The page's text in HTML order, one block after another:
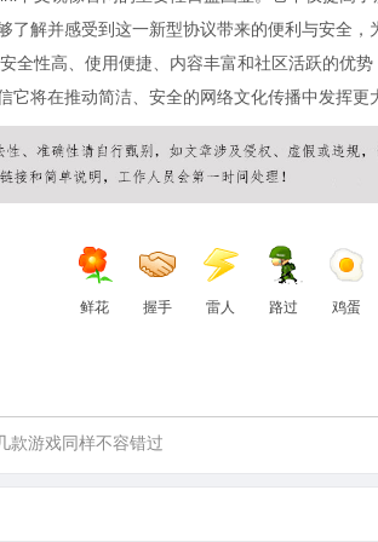
了解并感受到这一新型协议带来的便利与安全，
全性高、使用便捷、内容丰富和社区活跃的优
它将在推动简洁、安全的网络文化传播中发挥更
鲜花 握手 雷人 路过 鸡蛋
款游戏同样不容错过